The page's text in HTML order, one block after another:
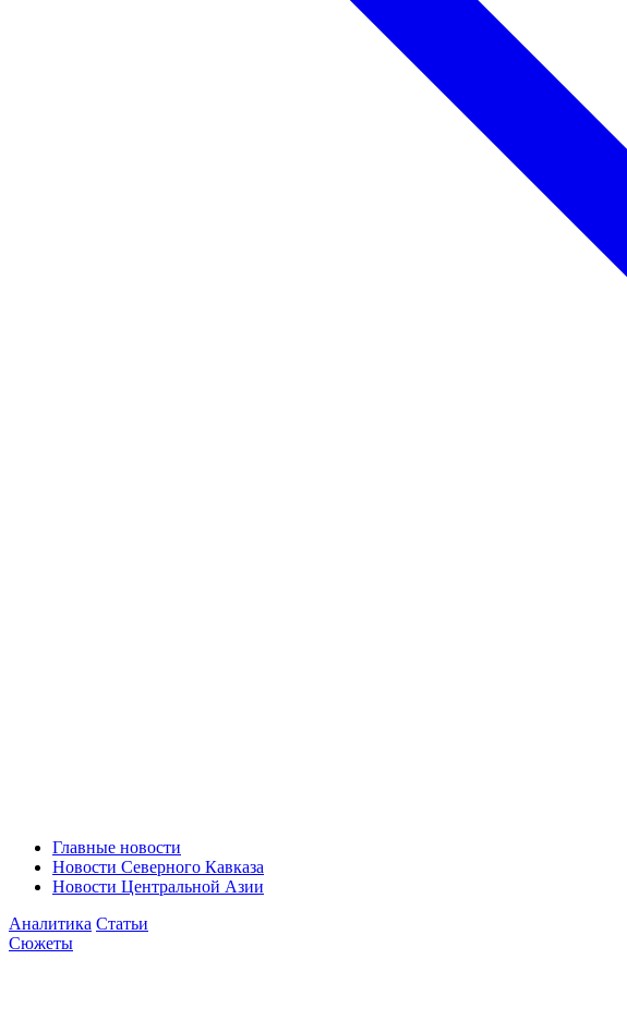
Главные новости
Новости Северного Кавказа
Новости Центральной Азии
Аналитика Статьи
Сюжеты